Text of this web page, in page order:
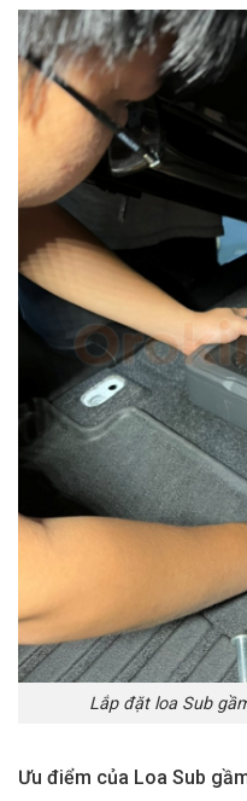
Lắp đặt loa Sub
Ưu điểm của Loa Sub